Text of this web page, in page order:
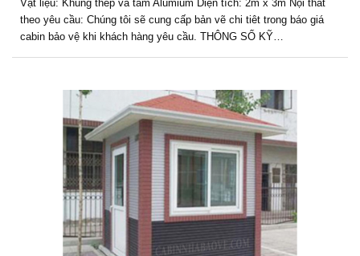
Vật liệu: Khung thép và tấm Alumium Diện tích: 2m x 3m Nội thất
theo yêu cầu: Chúng tôi sẽ cung cấp bản vẽ chi tiêt trong báo giá
cabin bảo vệ khi khách hàng yêu cầu. THÔNG SỐ KỸ…